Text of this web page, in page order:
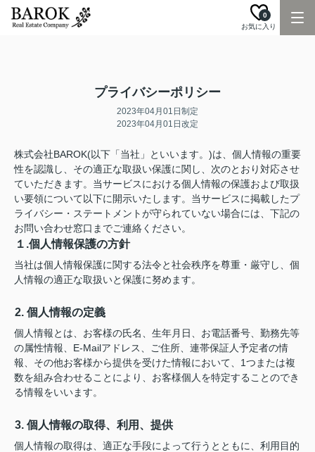
お気に入り
0
プライバシーポリシー
2023年04月01日制定
2023年04月01日改定
株式会社BAROK(以下「当社」といいます。)は、個人情報の重要
性を認識し、その適正な取扱い保護に関し、次のとおり対応させ
ていただきます。当サービスにおける個人情報の保護および取扱
い要領について以下に開示いたします。当サービスに掲載したプ
ライバシー・ステートメントが守られていない場合には、下記の
お問い合わせ窓口までご連絡ください。
１.個人情報保護の方針
当社は個人情報保護に関する法令と社会秩序を尊重・厳守し、個
人情報の適正な取扱いと保護に努めます。
2. 個人情報の定義
個人情報とは、お客様の氏名、生年月日、お電話番号、勤務先等
の属性情報、E-Mailアドレス、ご住所、連帯保証人予定者の情
報、その他お客様から提供を受けた情報において、1つまたは複
数を組み合わせることにより、お客様個人を特定することのでき
る情報をいいます。
3. 個人情報の取得、利用、提供
個人情報の取得は、適正な手段によって行うとともに、利用目的